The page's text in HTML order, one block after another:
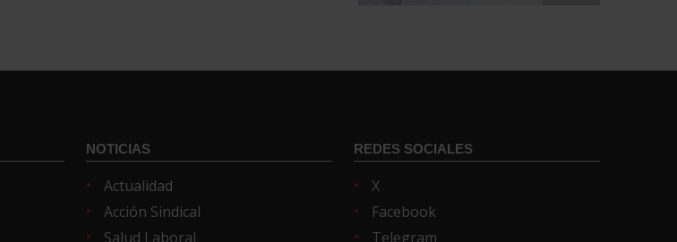
NOTICIAS
Actualidad
Acción Sindical
Salud Laboral
REDES SOCIALES
X
Facebook
Telegram